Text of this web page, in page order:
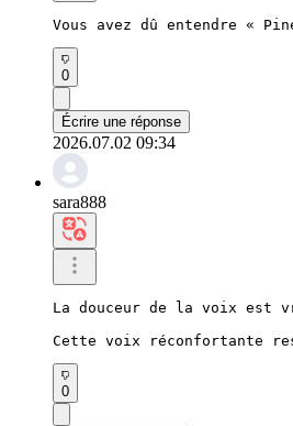
Vous avez dû entendre «
0
Écrire une réponse
2026.07.02 09:34
sara888
La douceur de la voix est
Cette voix réconfortante
0